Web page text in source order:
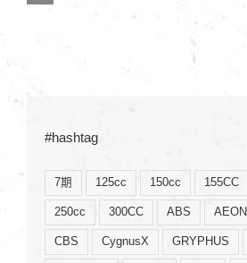
#hashtag
7期 125cc 150cc 155CC
250cc 300CC ABS AEON
CBS CygnusX GRYPHUS